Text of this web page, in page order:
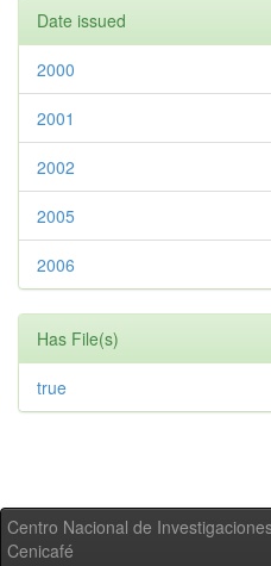
Date issued
2000
2001
2002
2005
2006
Has File(s)
true
Centro Nacional de
Cenicafé